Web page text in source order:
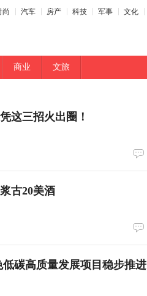
尚 汽车 房产 科技 军事 文化
商业 文旅
这三招火出圈！
古20美酒
碳高质量发展项目稳步推进